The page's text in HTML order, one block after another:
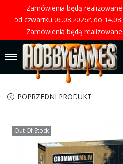
Zamówienia będą
od czwartku 06.08.2026r. do
Zamówienia będą
POPRZEDNI PRODUKT
Out Of Stock